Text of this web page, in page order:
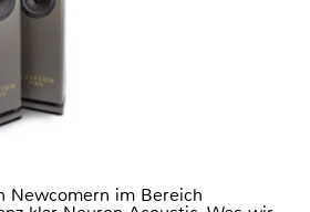
Newcomern im Bereich